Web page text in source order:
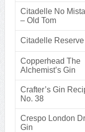
Citadelle No
– Old Tom
Citadelle Reserve
Copperhead The
Alchemist’s Gin
Crafter’s Gin
No. 38
Crespo London
Gin